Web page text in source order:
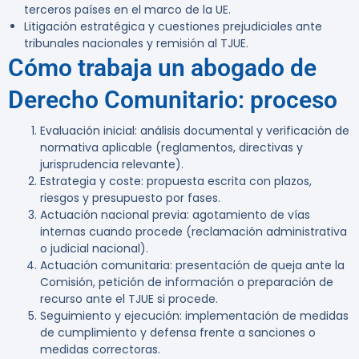
terceros países en el marco de la UE.
Litigación estratégica y cuestiones prejudiciales ante
tribunales nacionales y remisión al TJUE.
Cómo trabaja un abogado de
Derecho Comunitario: proceso
Evaluación inicial: análisis documental y verificación de
normativa aplicable (reglamentos, directivas y
jurisprudencia relevante).
Estrategia y coste: propuesta escrita con plazos,
riesgos y presupuesto por fases.
Actuación nacional previa: agotamiento de vías
internas cuando procede (reclamación administrativa
o judicial nacional).
Actuación comunitaria: presentación de queja ante la
Comisión, petición de información o preparación de
recurso ante el TJUE si procede.
Seguimiento y ejecución: implementación de medidas
de cumplimiento y defensa frente a sanciones o
medidas correctoras.